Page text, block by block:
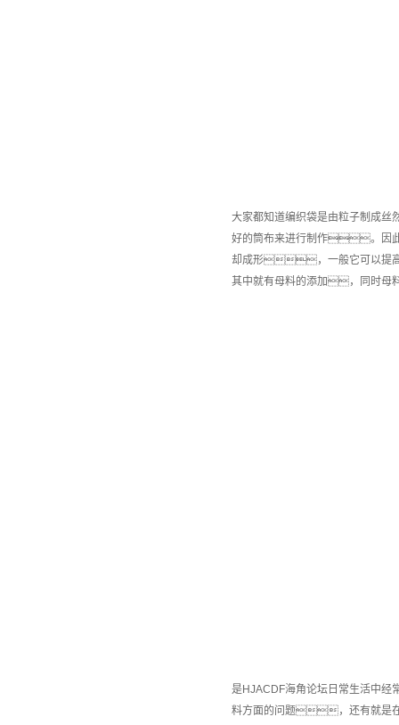
大家都知道编织袋是由粒子制成
好的筒布来进行制作。因
却成形，一般它可以提
其中就有母料的添加，同时
是HJACDF海角论坛日常生活中
料方面的问题，还有就是